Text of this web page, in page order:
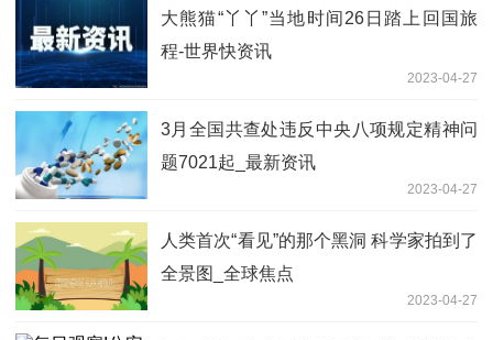
大熊猫“丫丫”当地时间26日踏上回国旅
程-世界快资讯
2023-04-27
3月全国共查处违反中央八项规定精神问
题7021起_最新资讯
2023-04-27
人类首次“看见”的那个黑洞 科学家拍到了
全景图_全球焦点
2023-04-27